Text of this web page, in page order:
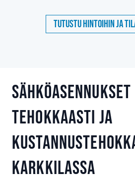
Tutustu hintoihin ja
Sähköasennukset
tehokkaasti ja
Karkkilassa